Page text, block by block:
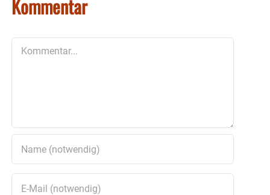
Kommentar